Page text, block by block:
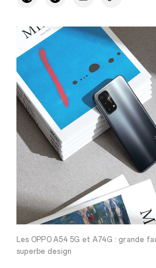
Les OPPO A54 5G et A74G : grande
superbe design